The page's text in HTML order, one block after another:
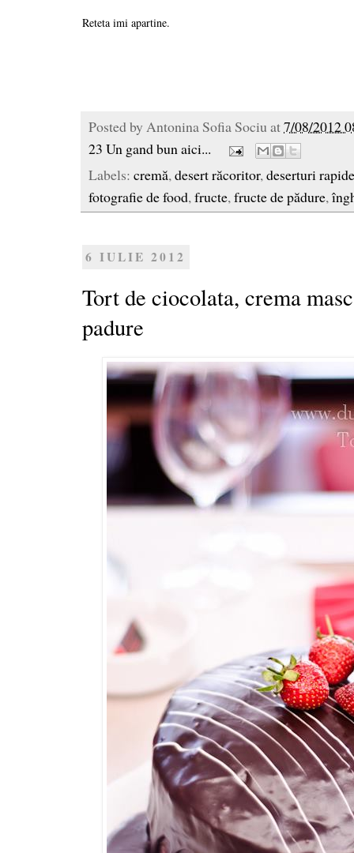
Reteta imi apartine.
Posted by Antonina Sofia Sociu at7/08/2012
23 Un gand bun aici...
Labels: cremă,desert răcoritor,deserturi rapide
fotografie de food,fructe,fructe de pădure,
6 IULIE 2012
Tort de ciocolata, crema
padure